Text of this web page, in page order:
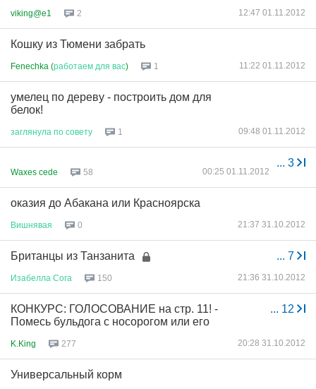
viking@e1 2 12:47 01.11.2012
Кошку из Тюмени забрать
Fenechka (работаем для вас) 1 11:22 01.11.2012
умелец по дереву - построить дом для
белок!
заглянула по совету 1 09:48 01.11.2012
... 3
Waxes cede 58 00:25 01.11.2012
оказия до Абакана или Красноярска
Вишнявая 0 21:37 31.10.2012
... 7
Британцы из Танзанита
Изабелла Сога 150 21:36 31.10.2012
... 12
КОНКУРС: ГОЛОСОВАНИЕ на стр. 11! -
Помесь бульдога с носорогом или его
K.King 277 20:28 31.10.2012
Универсальный корм